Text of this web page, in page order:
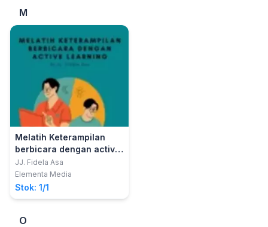
M
Melatih Keterampilan
berbicara dengan active
learning
JJ. Fidela Asa
Elementa Media
Stok: 1/1
O